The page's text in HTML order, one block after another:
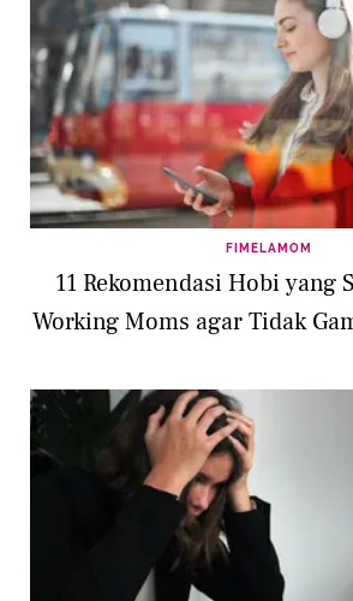
FIMELAMOM
11 Rekomendasi Hobi yang
Working Moms agar Tidak